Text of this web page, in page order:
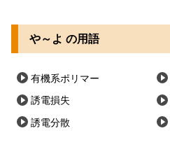
や～よ の用語
有機系ポリマー
誘電損失
誘電分散